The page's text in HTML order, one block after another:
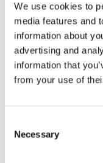
We use cookies to
media features and
information about
advertising and
information that
from your use of
Selection
Necessary
Minimelkers
stalartikelen
Home
Melkrobot
DeLaval VMS
Melkgiftindicator